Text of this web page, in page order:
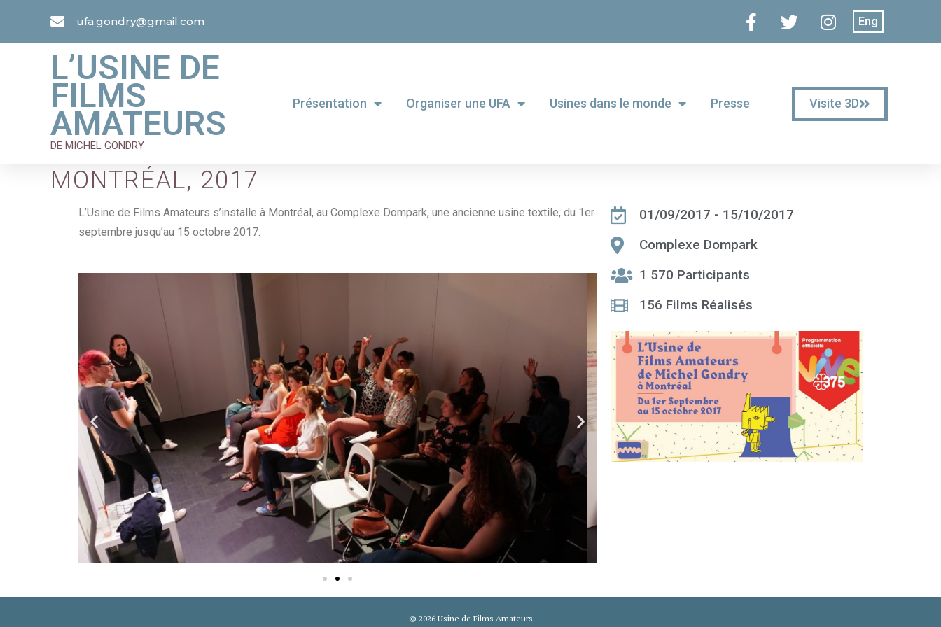
ufa.gondry@gmail.com Eng
L’USINE DE
FILMS
AMATEURS
DE MICHEL GONDRY
Présentation Organiser une UFA Usines dans le monde Presse Visite 3D
MONTRÉAL, 2017
L’Usine de Films Amateurs s’installe à Montréal, au Complexe Dompark, une ancienne usine textile, du 1er
septembre jusqu’au 15 octobre 2017.
01/09/2017 - 15/10/2017
Complexe Dompark
1 570 Participants
156 Films Réalisés
© 2026 Usine de Films Amateurs